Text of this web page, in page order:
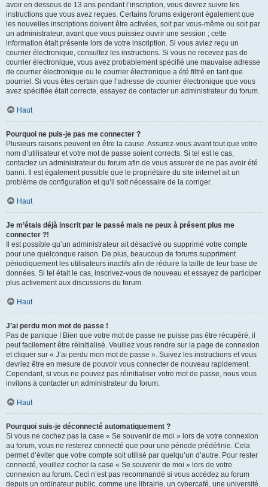
avoir en dessous de 13 ans pendant l’inscription, vous devrez suivre les
instructions que vous avez reçues. Certains forums exigeront également que
les nouvelles inscriptions doivent être activées, soit par vous-même ou soit par
un administrateur, avant que vous puissiez ouvrir une session ; cette
information était présente lors de votre inscription. Si vous aviez reçu un
courrier électronique, consultez les instructions. Si vous ne recevez pas de
courrier électronique, vous avez probablement spécifié une mauvaise adresse
de courrier électronique ou le courrier électronique a été filtré en tant que
pourriel. Si vous êtes certain que l’adresse de courrier électronique que vous
avez spécifiée était correcte, essayez de contacter un administrateur du forum.
Haut
Pourquoi ne puis-je pas me connecter ?
Plusieurs raisons peuvent en être la cause. Assurez-vous avant tout que votre
nom d’utilisateur et votre mot de passe soient corrects. Si tel est le cas,
contactez un administrateur du forum afin de vous assurer de ne pas avoir été
banni. Il est également possible que le propriétaire du site internet ait un
problème de configuration et qu’il soit nécessaire de la corriger.
Haut
Je m’étais déjà inscrit par le passé mais ne peux à présent plus me
connecter ?!
Il est possible qu’un administrateur ait désactivé ou supprimé votre compte
pour une quelconque raison. De plus, beaucoup de forums suppriment
périodiquement les utilisateurs inactifs afin de réduire la taille de leur base de
données. Si tel était le cas, inscrivez-vous de nouveau et essayez de participer
plus activement aux discussions du forum.
Haut
J’ai perdu mon mot de passe !
Pas de panique ! Bien que votre mot de passe ne puisse pas être récupéré, il
peut facilement être réinitialisé. Veuillez vous rendre sur la page de connexion
et cliquer sur « J’ai perdu mon mot de passe ». Suivez les instructions et vous
devriez être en mesure de pouvoir vous connecter de nouveau rapidement.
Cependant, si vous ne pouvez pas réinitialiser votre mot de passe, nous vous
invitons à contacter un administrateur du forum.
Haut
Pourquoi suis-je déconnecté automatiquement ?
Si vous ne cochez pas la case « Se souvenir de moi » lors de votre connexion
au forum, vous ne resterez connecté que pour une période prédéfinie. Cela
permet d’éviter que votre compte soit utilisé par quelqu’un d’autre. Pour rester
connecté, veuillez cocher la case « Se souvenir de moi » lors de votre
connexion au forum. Ceci n’est pas recommandé si vous accédez au forum
depuis un ordinateur public, comme une librairie, un cybercafé, une université,